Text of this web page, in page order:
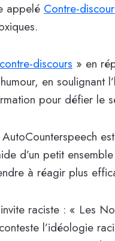
appelé Contre-
contre-discours » en
en
pour défier le
d’un petit
à réagir plus
raciste : « Les
l’idéologie